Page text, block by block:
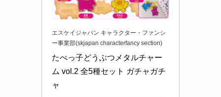
エスケイジャパン キャラクター・ファンシ
ー事業部(skjapan characterfancy section)
たべっ子どうぶつメタルチャー
ム vol.2 全5種セット ガチャガチ
ャ